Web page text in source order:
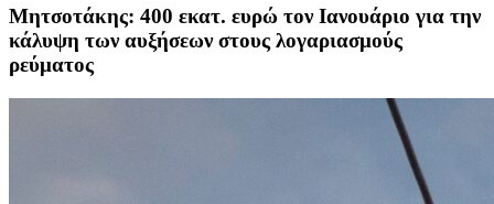
Μητσοτάκης: 400 εκατ. ευρώ τον Ιανουάριο για την
κάλυψη των αυξήσεων στους λογαριασμούς
ρεύματος